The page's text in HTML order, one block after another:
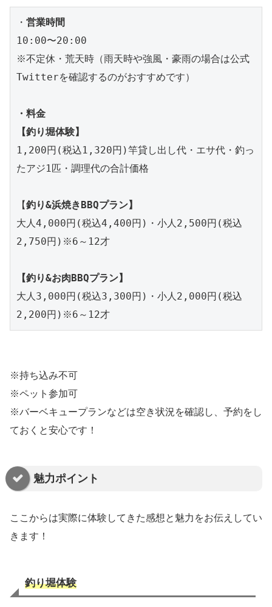
・
10:00〜20:00
※不定休・荒天時（雨天時や強風・豪雨の場合は公式
Twitterを確認するのがおすすめです）
・料金
1,200円(税込1,320円)竿貸し出し代・エサ代・釣っ
たアジ1匹・調理代の合計価格
【釣り&浜焼きBBQプラン】
大人4,000円(税込4,400円)・小人2,500円(税込
2,750円)※6～12才
【釣り&お肉BBQプラン】
大人3,000円(税込3,300円)・小人2,000円(税込
2,200円)※6～12才
※持ち込み不可
※ペット参加可
※バーベキュープランなどは空き状況を確認し、予約をし
ておくと安心です！
魅力ポイント
ここからは実際に体験してきた感想と魅力をお伝えしてい
きます！
釣り堀体験